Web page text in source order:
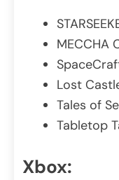
MECCHA
Lost
Tales of
Tabletop
Xbox: